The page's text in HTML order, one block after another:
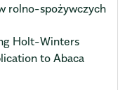
rolno-spożywczych
Holt-Winters
to Abaca